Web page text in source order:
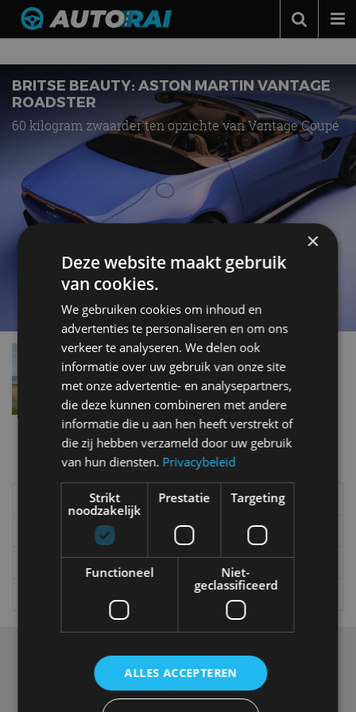
Podcast
Automerken
Adverteren
Contact
MotorRAI.nl
Nieuws overVantage Roadster
BRITSE BEAUTY: ASTON MARTIN VANTAGE
ROADSTER
60 kilogram zwaarder ten opzichte van Vantage Coupé
Aston Martin Vantage Roadster komt in lente
2020
okt 2019
Meer autonieuws
Alle categorieën van AutoRAI.nl
Elektrisch
Autotests
Interview
Column
Gadgets
Tech
Games
Op AutoRAI.nl vind je alles waar het hart van een
autoliefhebber sneller van gaat kloppen. In beeld én geluid,
van stadsauto tot supercar.
levert je het laatste
×
Deze website maakt gebruik
van cookies.
We gebruiken cookies om inhoud en
advertenties te personaliseren en om ons
verkeer te analyseren. We delen ook
informatie over uw gebruik van onze site
met onze advertentie- en analysepartners,
die deze kunnen combineren met andere
informatie die u aan hen heeft verstrekt of
die zij hebben verzameld door uw gebruik
van hun diensten. Privacybeleid
Strikt
noodzakelijk
Prestatie Targeting
Functioneel
Niet-
geclassificeerd
ALLES ACCEPTEREN